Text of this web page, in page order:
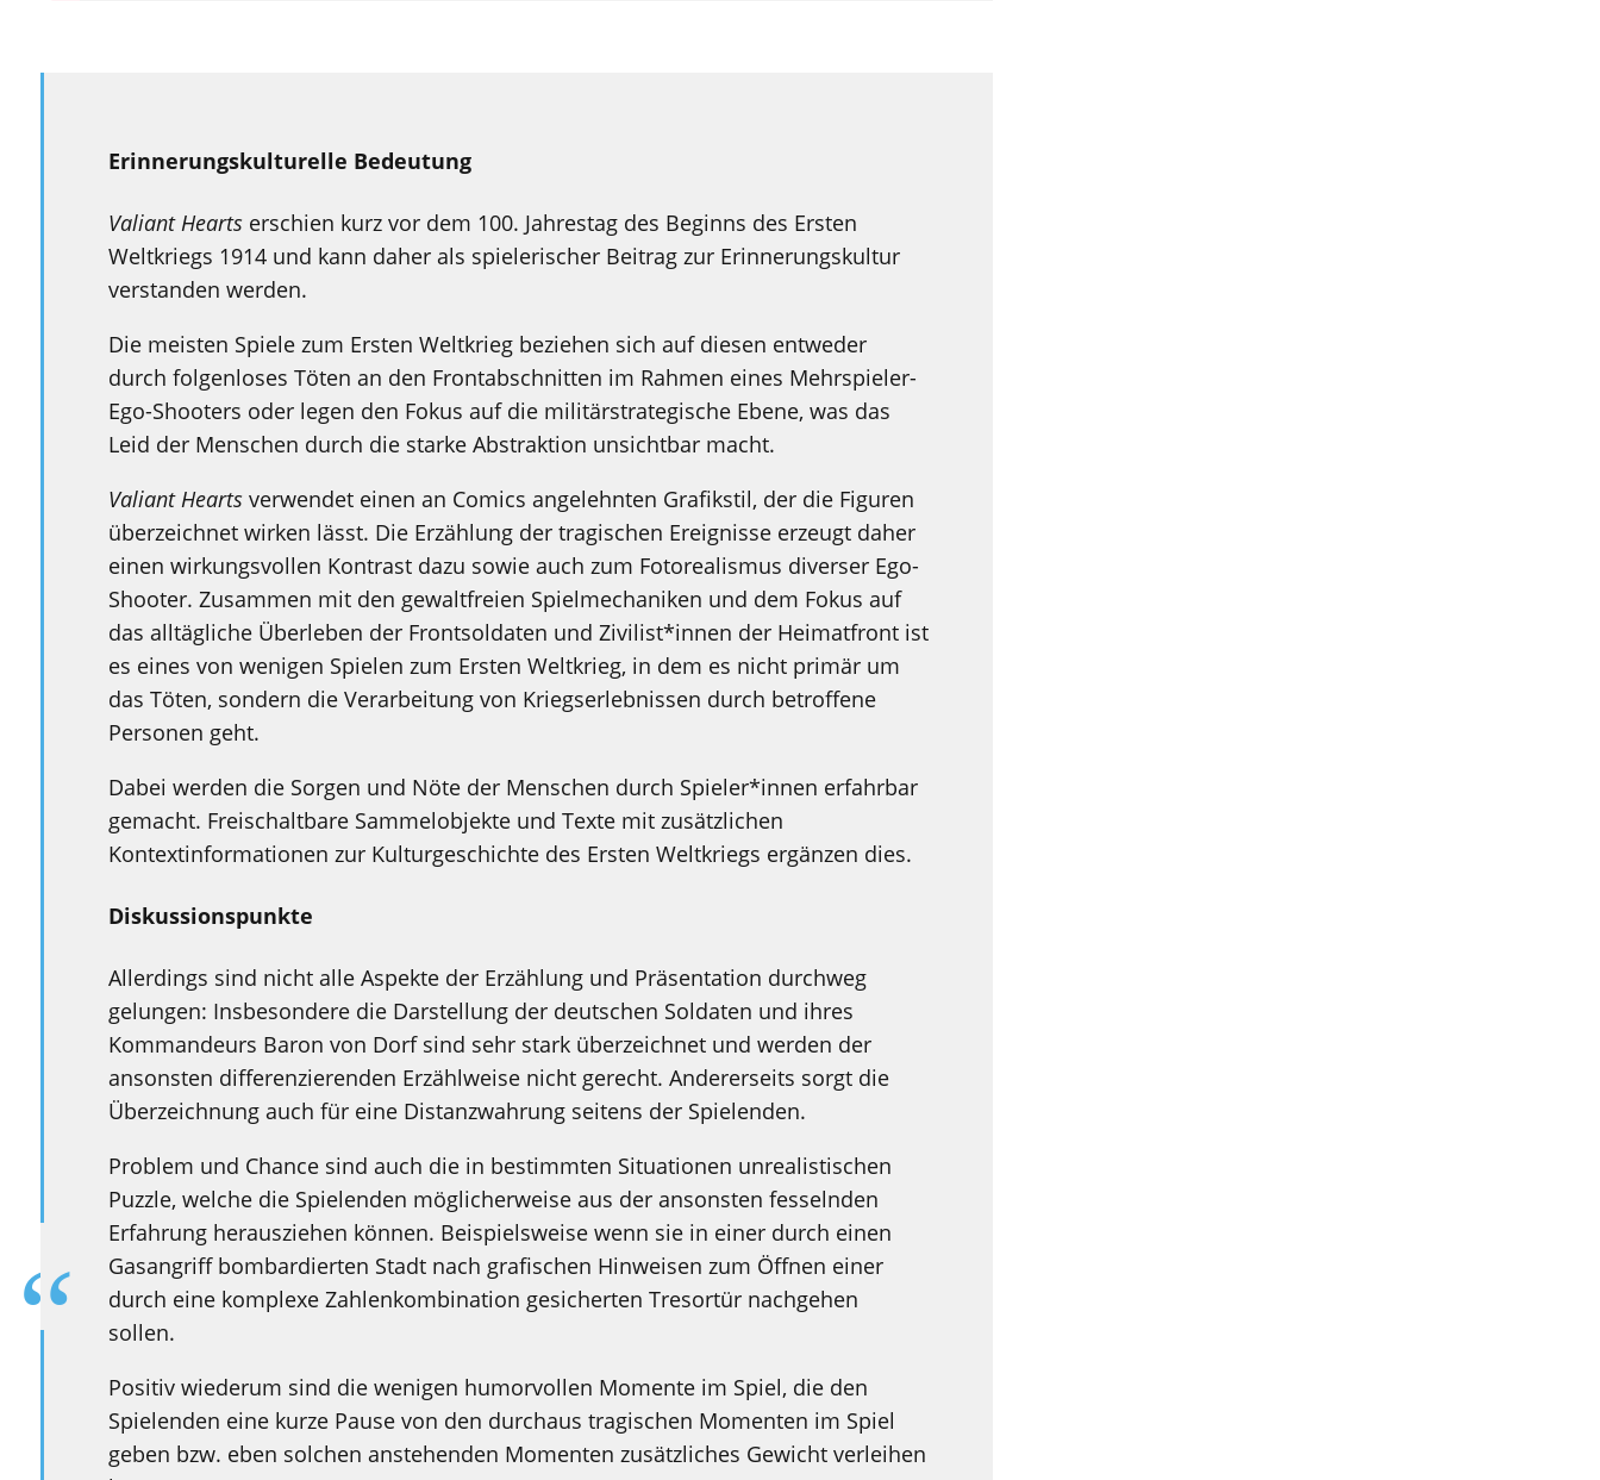
Erinnerungskulturelle Bedeutung
Valiant Heartserschien kurz vor dem 100. Jahrestag des Beginns des Ersten
Weltkriegs 1914 und kann daher als spielerischer Beitrag zur Erinnerungskultur
verstanden werden.
Die meisten Spiele zum Ersten Weltkrieg beziehen sich auf diesen entweder
durch folgenloses Töten an den Frontabschnitten im Rahmen eines Mehrspieler-
Ego-Shooters oder legen den Fokus auf die militärstrategische Ebene, was das
Leid der Menschen durch die starke Abstraktion unsichtbar macht.
Valiant Heartsverwendet einen an Comics angelehnten Grafikstil, der die Figuren
überzeichnet wirken lässt. Die Erzählung der tragischen Ereignisse erzeugt daher
einen wirkungsvollen Kontrast dazu sowie auch zum Fotorealismus diverser Ego-
Shooter. Zusammen mit den gewaltfreien Spielmechaniken und dem Fokus auf
das alltägliche Überleben der Frontsoldaten und Zivilist*innen der Heimatfront ist
es eines von wenigen Spielen zum Ersten Weltkrieg, in dem es nicht primär um
das Töten, sondern die Verarbeitung von Kriegserlebnissen durch betroffene
Personen geht.
Dabei werden die Sorgen und Nöte der Menschen durch Spieler*innen erfahrbar
gemacht. Freischaltbare Sammelobjekte und Texte mit zusätzlichen
Kontextinformationen zur Kulturgeschichte des Ersten Weltkriegs ergänzen dies.
Diskussionspunkte
Allerdings sind nicht alle Aspekte der Erzählung und Präsentation durchweg
gelungen: Insbesondere die Darstellung der deutschen Soldaten und ihres
Kommandeurs Baron von Dorf sind sehr stark überzeichnet und werden der
ansonsten differenzierenden Erzählweise nicht gerecht. Andererseits sorgt die
Überzeichnung auch für eine Distanzwahrung seitens der Spielenden.
Problem und Chance sind auch die in bestimmten Situationen unrealistischen
Puzzle, welche die Spielenden möglicherweise aus der ansonsten fesselnden
Erfahrung herausziehen können. Beispielsweise wenn sie in einer durch einen
Gasangriff bombardierten Stadt nach grafischen Hinweisen zum Öffnen einer
durch eine komplexe Zahlenkombination gesicherten Tresortür nachgehen
sollen.
Positiv wiederum sind die wenigen humorvollen Momente im Spiel, die den
Spielenden eine kurze Pause von den durchaus tragischen Momenten im Spiel
geben bzw. eben solchen anstehenden Momenten zusätzliches Gewicht verleihen